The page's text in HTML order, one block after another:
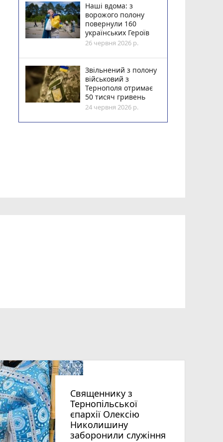
Наші вдома: з
ворожого полону
повернули 160
українських Героїв
26 червня 2026 р.
Звільнений з полону
військовий з
Тернополя отримає
50 тисяч гривень
24 червня 2026 р.
Священнику з
Тернопільської
єпархії Олексію
Николишину
заборонили служіння